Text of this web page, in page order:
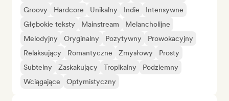
Groovy
Hardcore Unikalny Indie
Intensywne
Głębokie teksty
Mainstream
Melancholijne
Melodyjny
Oryginalny Pozytywny
Prowokacyjny
Relaksujący
Romantyczne Zmysłowy
Prosty
Subtelny
Zaskakujący Tropikalny
Podziemny
Wciągające
Optymistyczny